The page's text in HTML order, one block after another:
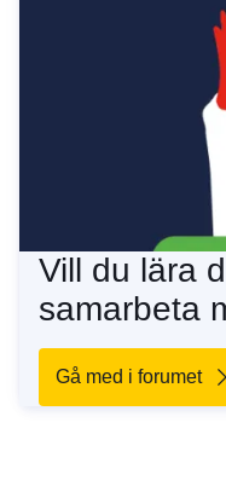
Vill du lära
samarbeta
Gå med i forumet